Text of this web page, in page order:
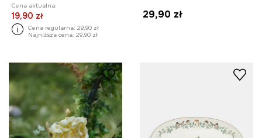
Cena aktualna:
19,90 zł
Cena regularna: 29,90 zł
Najniższa cena: 29,90 zł
29,90 zł